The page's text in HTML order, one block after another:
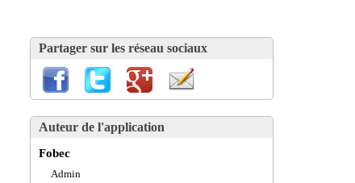
Partager sur les réseau sociaux
Auteur de l'application
Fobec
Admin